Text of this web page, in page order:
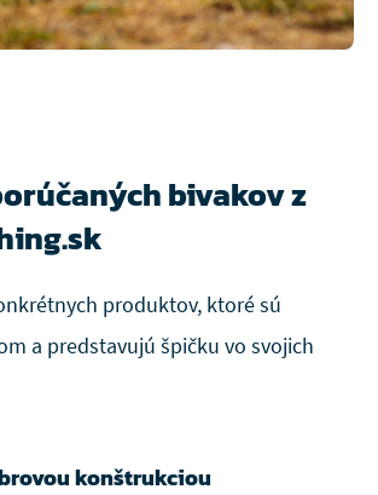
bivakov z
produktov, ktoré sú
a predstavujú špičku vo svojich
konštrukciou